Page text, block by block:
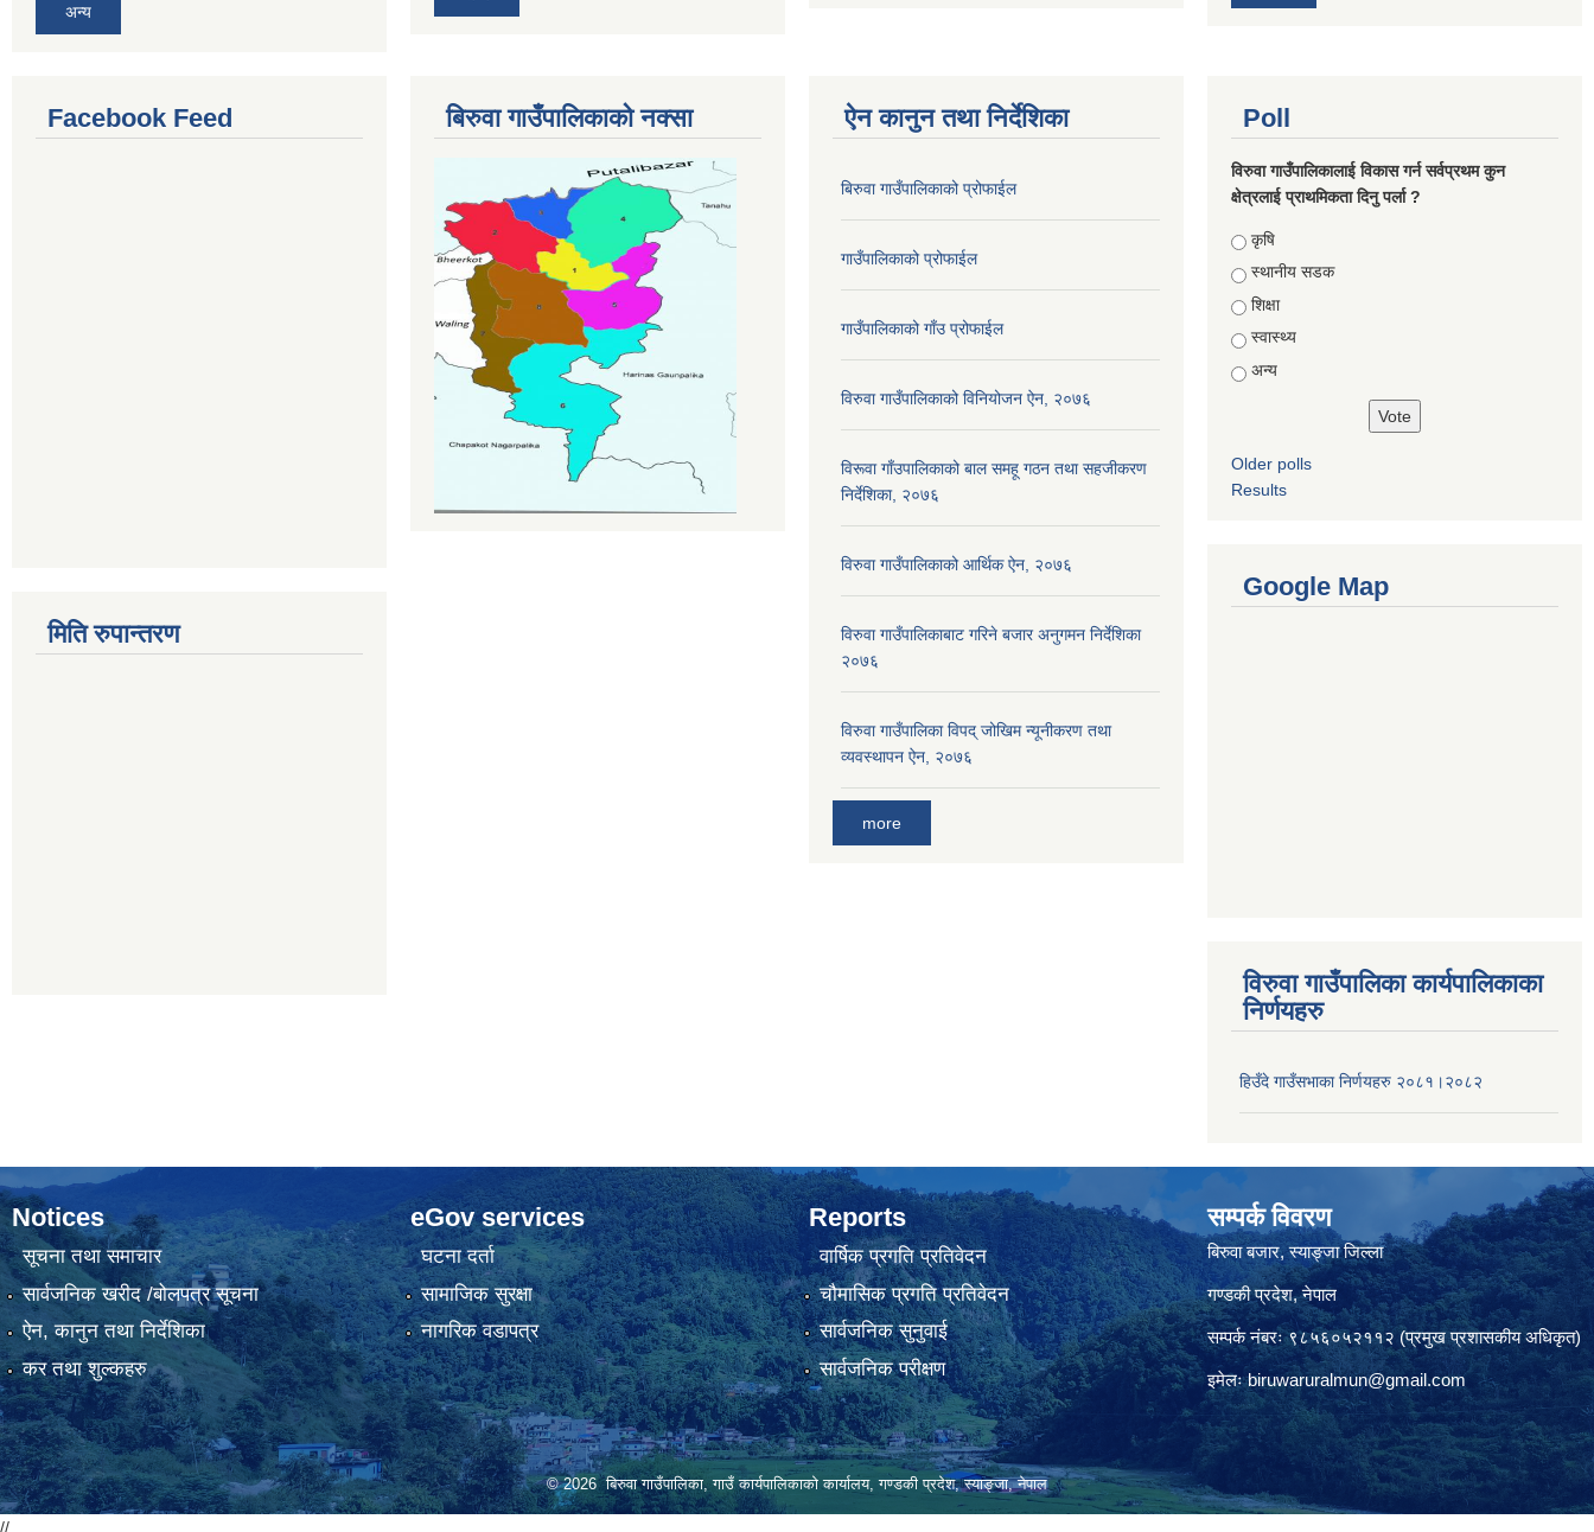
अन्य
Facebook Feed
मिति रुपान्तरण
बिरुवा गाउँपालिकाको नक्सा ऐन कानुन तथा निर्देशिका
बिरुवा गाउँपालिकाको प्रोफाईल
गाउँपालिकाको प्रोफाईल
गाउँपालिकाको गाँउ प्रोफाईल
विरुवा गाउँपालिकाको विनियोजन ऐन, २०७६
विरूवा गाँउपालिकाको बाल समहू गठन तथा सहजीकरण
निर्देशिका, २०७६
विरुवा गाउँपालिकाको आर्थिक ऐन, २०७६
विरुवा गाउँपालिकाबाट गरिने बजार अनुगमन निर्देशिका
२०७६
विरुवा गाउँपालिका विपद् जोखिम न्यूनीकरण तथा
व्यवस्थापन ऐन, २०७६
more
Poll
विरुवा गाउँपालिकालाई विकास गर्न सर्वप्रथम कुन
क्षेत्रलाई प्राथमिकता दिनु पर्ला ?
Choices
कृषि
स्थानीय सडक
शिक्षा
स्वास्थ्य
अन्य
Older polls
Results
Google Map
विरुवा गाउँपालिका कार्यपालिकाका
निर्णयहरु
हिउँदे गाउँसभाका निर्णयहरु २०८१।२०८२
Notices
सूचना तथा समाचार
सार्वजनिक खरीद /बोलपत्र सूचना
ऐन, कानुन तथा निर्देशिका
कर तथा शुल्कहरु
eGov services
घटना दर्ता
सामाजिक सुरक्षा
नागरिक वडापत्र
Reports
वार्षिक प्रगति प्रतिवेदन
चौमासिक प्रगति प्रतिवेदन
सार्वजनिक सुनुवाई
सार्वजनिक परीक्षण
सम्पर्क विवरण
बिरुवा बजार, स्याङ्जा जिल्ला
गण्डकी प्रदेश, नेपाल
सम्पर्क नंबरः ९८५६०५२११२ (प्रमुख प्रशासकीय अधिकृत)
इमेलःbiruwaruralmun@gmail.com
© 2026 बिरुवा गाउँपालिका, गाउँ कार्यपालिकाको कार्यालय, गण्डकी प्रदेश, स्याङ्जा, नेपाल
//